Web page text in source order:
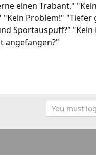
einen Trabant."
Problem!" "Tiefer
Sportauspuff?"
angefangen?"
You must